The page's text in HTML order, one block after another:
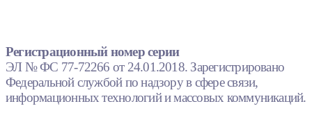
Регистрационный номер серии
ЭЛ № ФС 77-72266 от 24.01.2018. Зарегистрировано
Федеральной службой по надзору в сфере связи,
информационных технологий и массовых коммуникаций.